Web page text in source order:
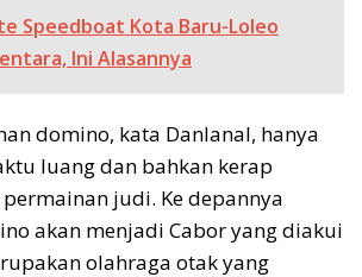
Speedboat Kota Baru-Loleo
Ini Alasannya
domino, kata Danlanal, hanya
luang dan bahkan kerap
judi. Ke depannya
akan menjadi Cabor yang diakui
olahraga otak yang